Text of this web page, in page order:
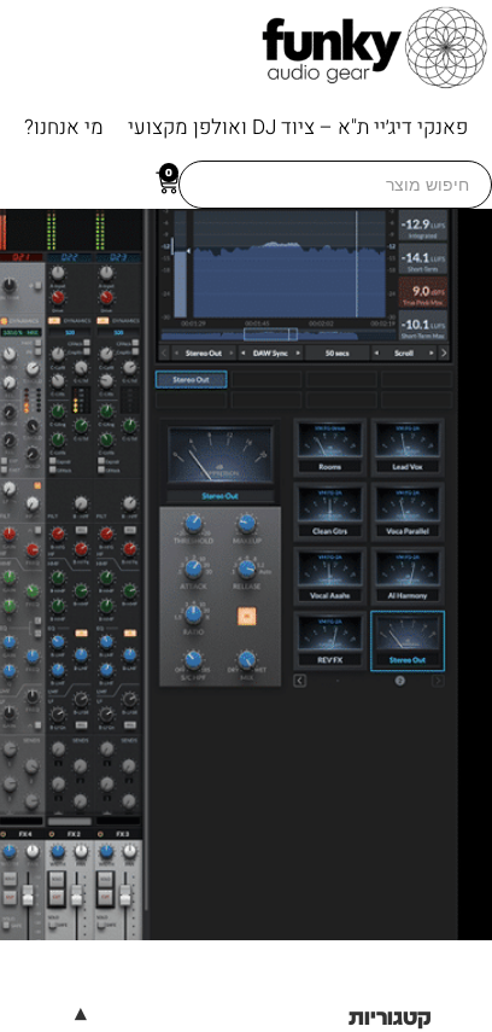
פאנקי דיג׳יי ת"א – ציוד DJ ואולפן מקצועי מי אנחנו?
Search
for:
0
קטגוריות